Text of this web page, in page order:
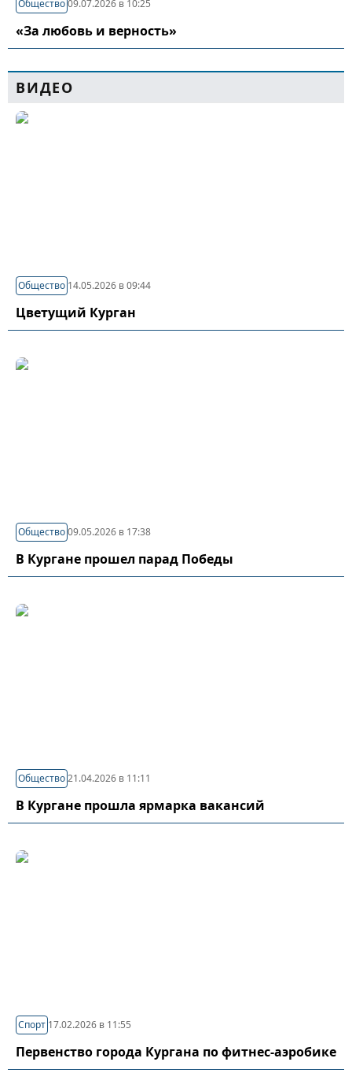
Общество09.07.2026 в 10:25
«За любовь и верность»
ВИДЕО
Общество 14.05.2026 в 09:44
Цветущий Курган
Общество09.05.2026 в 17:38
В Кургане прошел парад Победы
Общество21.04.2026 в 11:11
В Кургане прошла ярмарка вакансий
Спорт 17.02.2026 в 11:55
Первенство города Кургана по фитнес-аэробике